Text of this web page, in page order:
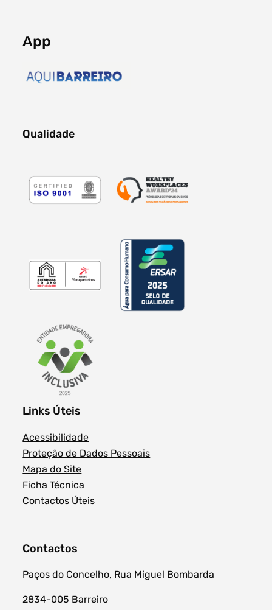
App
Qualidade
Links Úteis
Acessibilidade
Proteção de Dados Pessoais
Mapa do Site
Ficha Técnica
Contactos Úteis
Contactos
Paços do Concelho, Rua Miguel Bombarda
2834-005 Barreiro